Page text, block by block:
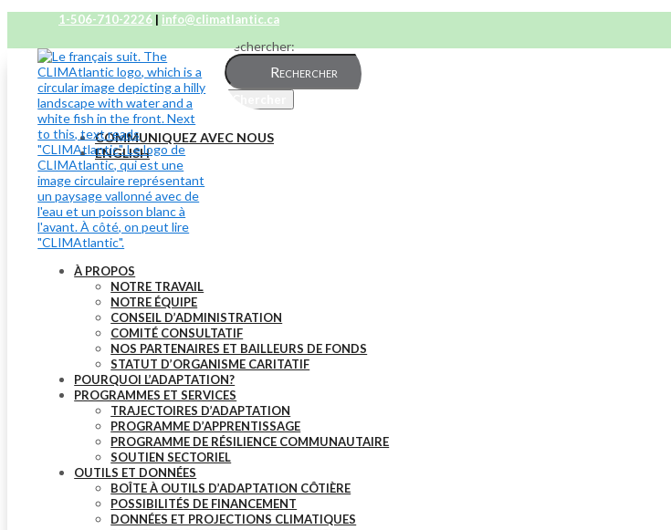
1-506-710-2226 | info@climatlantic.ca
Rechercher:
COMMUNIQUEZ AVEC NOUS
ENGLISH
À PROPOS
NOTRE TRAVAIL
NOTRE ÉQUIPE
CONSEIL D’ADMINISTRATION
COMITÉ CONSULTATIF
NOS PARTENAIRES ET BAILLEURS DE FONDS
STATUT D’ORGANISME CARITATIF
POURQUOI L’ADAPTATION?
PROGRAMMES ET SERVICES
TRAJECTOIRES D’ADAPTATION
PROGRAMME D’APPRENTISSAGE
PROGRAMME DE RÉSILIENCE COMMUNAUTAIRE
SOUTIEN SECTORIEL
OUTILS ET DONNÉES
BOÎTE À OUTILS D’ADAPTATION CÔTIÈRE
POSSIBILITÉS DE FINANCEMENT
DONNÉES ET PROJECTIONS CLIMATIQUES